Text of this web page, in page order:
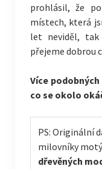
prohlásil, že
místech, která
let neviděl, tak
přejeme dobrou
Více
co se okolo
PS: Originální
milovníky
dřevěných